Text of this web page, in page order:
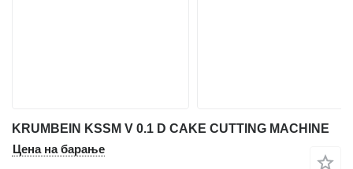
KRUMBEIN KSSM V 0.1 D CAKE CUTTING MACHINE
Цена на барање